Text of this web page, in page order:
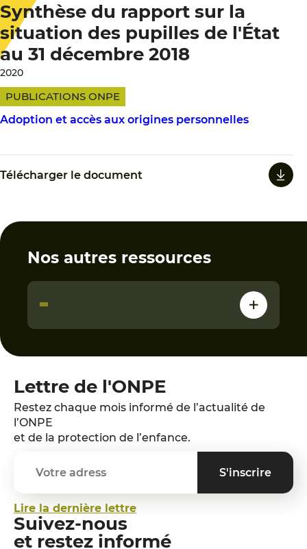
Synthèse du rapport sur la
situation des pupilles de l'État
au 31 décembre 2018
2020
PUBLICATIONS ONPE
Adoption et accès aux origines personnelles
Télécharger le document
Nos autres ressources
Lettre de l'ONPE
Restez chaque mois informé de l’actualité de
l’ONPE
et de la protection de l’enfance.
Lire la dernière lettre
Suivez-nous
et restez informé